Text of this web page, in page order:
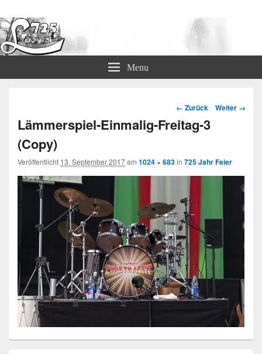
Lämmerspieler Ortsvereine
Menu
Bild-
Navigation
← Zurück Weiter →
Lämmerspiel-Einmalig-Freitag-3
(Copy)
Veröffentlicht 13. September 2017am 1024 × 683in 725 Jahr Feier